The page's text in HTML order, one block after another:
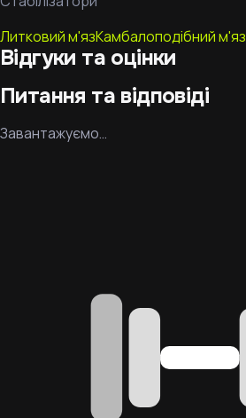
Литковий м'язКамбалоподібний м'яз
Відгуки та оцінки
Питання та відповіді
Завантажуємо…